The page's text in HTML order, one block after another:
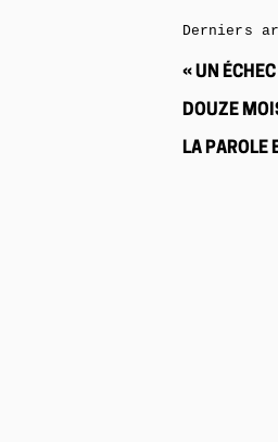
Derniers
« UN
DOUZE
LA PAROLE